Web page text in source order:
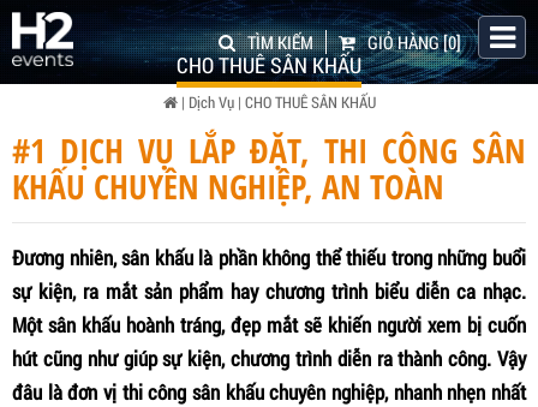
GIỎ HÀNG[0]
TÌM KIẾM
CHO THUÊ SÂN KHẤU
| Dịch Vụ| CHO THUÊ SÂN KHẤU
#1 DỊCH VỤ LẮP ĐẶT, THI CÔNG SÂN
KHẤU CHUYÊN NGHIỆP, AN TOÀN
Đương nhiên, sân khấu là phần không thể thiếu trong những buổi
sự kiện, ra mắt sản phẩm hay chương trình biểu diễn ca nhạc.
Một sân khấu hoành tráng, đẹp mắt sẽ khiến người xem bị cuốn
hút cũng như giúp sự kiện, chương trình diễn ra thành công. Vậy
đâu là đơn vị thi công sân khấu chuyên nghiệp, nhanh nhẹn nhất